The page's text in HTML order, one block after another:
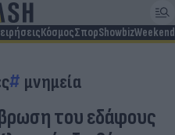
ΚόσμοςΣπορShowbizWeekend
μνημεία
του εδάφους